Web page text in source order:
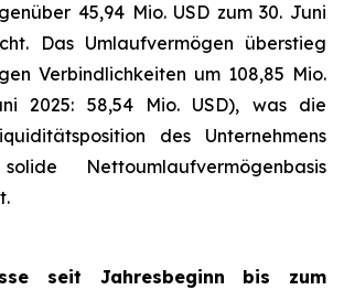
45,94 Mio. USD zum 30. Juni
Das Umlaufvermögen überstieg
Verbindlichkeiten um 108,85 Mio.
2025: 58,54 Mio. USD), was die
des Unternehmens
Nettoumlaufvermögenbasis
seit Jahresbeginn bis zum